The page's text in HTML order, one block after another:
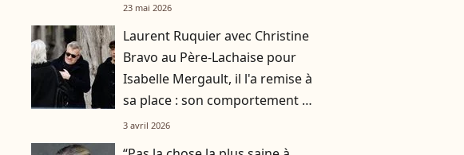
23 mai 2026
Laurent Ruquier avec Christine
Bravo au Père-Lachaise pour
Isabelle Mergault, il l'a remise à
sa place : son comportement l'a
indisposé
3 avril 2026